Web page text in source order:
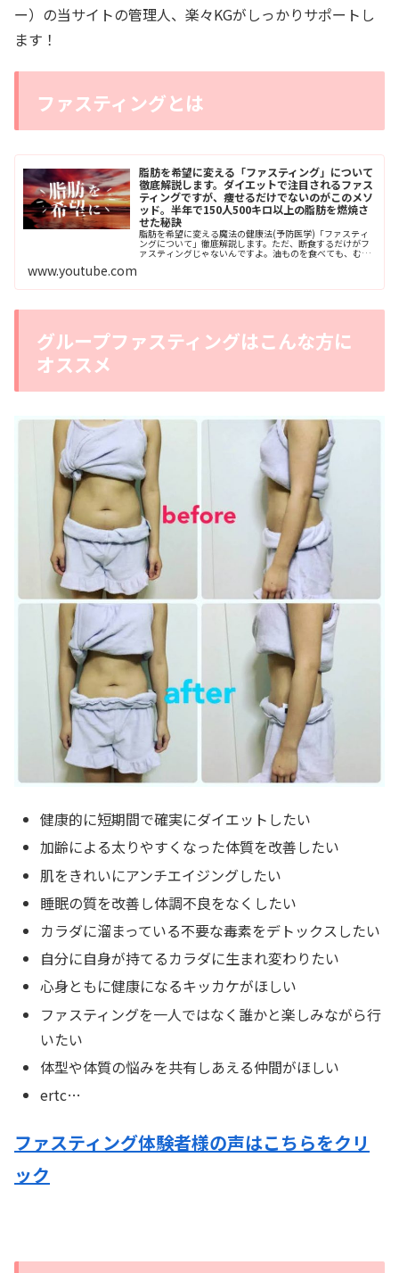
ー）の当サイトの管理人、楽々KGがしっかりサポートし
ます！
ファスティングとは
脂肪を希望に変える「ファスティング」について
徹底解説します。ダイエットで注目されるファス
ティングですが、痩せるだけでないのがこのメソ
ッド。半年で150人500キロ以上の脂肪を燃焼さ
せた秘訣
脂肪を希望に変える魔法の健康法(予防医学)「ファスティ
ングについて」徹底解説します。ただ、断食するだけがフ
ァスティングじゃないんですよ。油ものを食べても、むし
www.youtube.com
グループファスティングはこんな方に
オススメ
健康的に短期間で確実にダイエットしたい
加齢による太りやすくなった体質を改善したい
肌をきれいにアンチエイジングしたい
睡眠の質を改善し体調不良をなくしたい
カラダに溜まっている不要な毒素をデトックスしたい
自分に自身が持てるカラダに生まれ変わりたい
心身ともに健康になるキッカケがほしい
ファスティングを一人ではなく誰かと楽しみながら行
いたい
体型や体質の悩みを共有しあえる仲間がほしい
ertc…
ファスティング体験者様の声はこちらをクリ
ック